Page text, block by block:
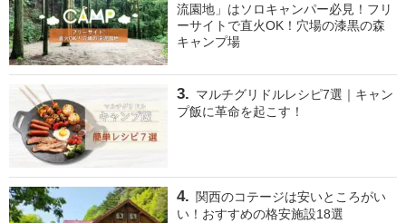
流園地」はソロキャンパー必見！フリ
ーサイトで直火OK！穴場の漆黒の森
キャンプ場
マルチグリドルレシピ7選｜キャン
プ飯に革命を起こす！
関西のコテージは安いところがい
い！おすすめの格安施設18選